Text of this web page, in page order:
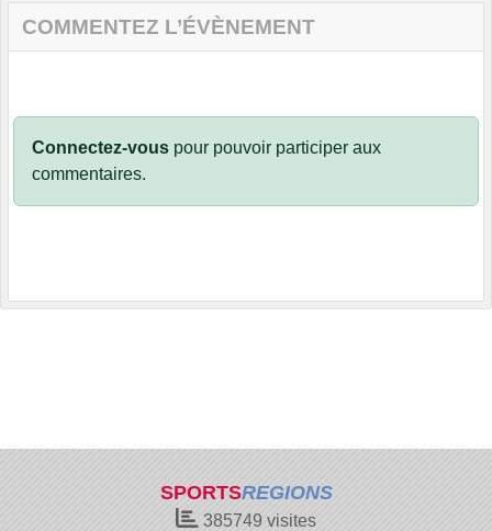
COMMENTEZ L’ÉVÈNEMENT
Connectez-vous pour pouvoir participer aux
commentaires.
SPORTSREGIONS
385749 visites